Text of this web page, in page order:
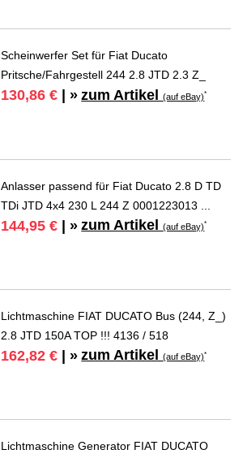
Scheinwerfer Set für Fiat Ducato
Pritsche/Fahrgestell 244 2.8 JTD 2.3 Z_
130,86 € | » zum Artikel(auf eBay)*
Anlasser passend für Fiat Ducato 2.8 D TD
TDi JTD 4x4 230 L 244 Z 0001223013 ...
144,95 € | » zum Artikel(auf eBay)*
Lichtmaschine FIAT DUCATO Bus (244, Z_)
2.8 JTD 150A TOP !!! 4136 / 518
162,82 € | » zum Artikel(auf eBay)*
Lichtmaschine Generator FIAT DUCATO